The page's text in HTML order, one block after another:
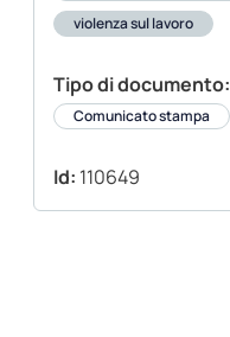
violenza sul lavoro
Tipo di documento:
Comunicato stampa
Id: 110649